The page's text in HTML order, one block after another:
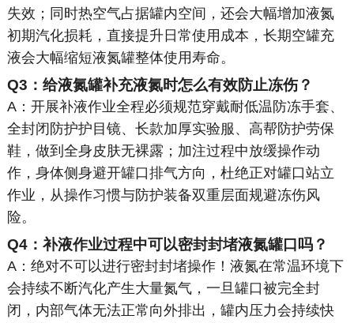
失效；同时热空气占据罐内空间，还会大幅增加液氮
初期汽化损耗，直接提升日常使用成本，长期空罐充
液会大幅缩短液氮罐整体使用寿命。
Q3：给液氮罐补充液氮时怎么有效防止冻伤？
A：开展补液作业全程必须规范穿戴耐低温防冻手套、
全封闭防护护目镜、长款加厚实验服、高帮防护劳保
鞋，做到全身皮肤无裸露；加注过程中放缓操作动
作，身体侧身避开罐口排气方向，杜绝正对罐口站立
作业，从操作习惯与防护装备双重层面规避冻伤风
险。
Q4：补液作业过程中可以密封封堵液氮罐口吗？
A：绝对不可以进行密封封堵操作！液氮在常温环境下
会持续不断汽化产生大量氮气，一旦罐口被完全封
闭，内部气体无法正常向外排出，罐内压力会持续快